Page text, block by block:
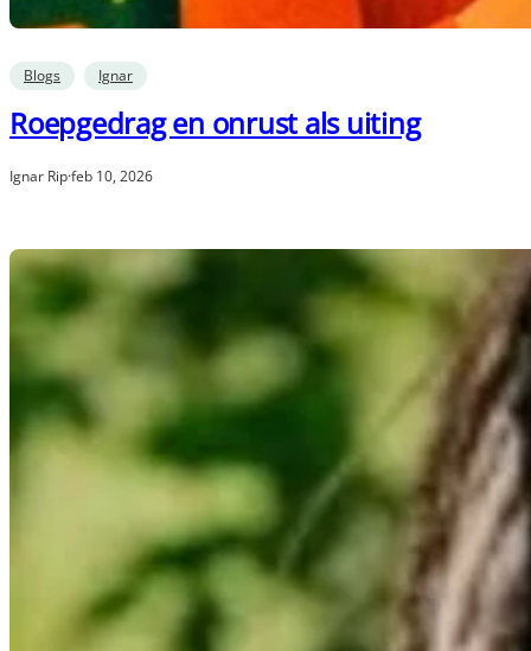
Blogs Ignar
Roepgedrag en onrust als uiting
Ignar Rip·feb 10, 2026